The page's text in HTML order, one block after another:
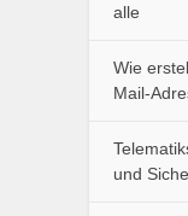
alle
Wie
Mail-
und